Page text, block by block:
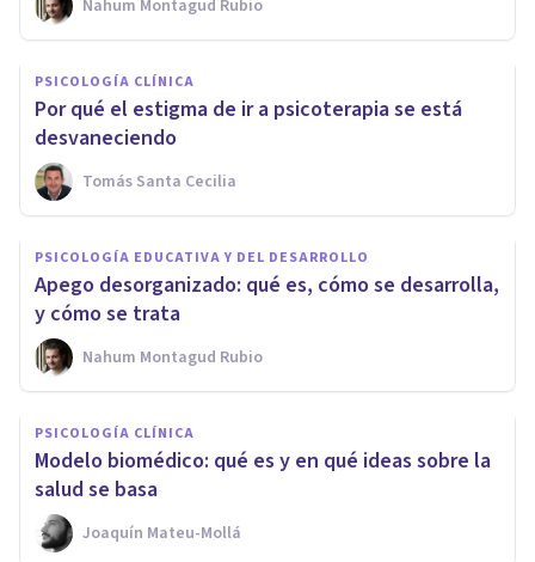
Nahum Montagud Rubio
PSICOLOGÍA CLÍNICA
Por qué el estigma de ir a psicoterapia se está
desvaneciendo
Tomás Santa Cecilia
PSICOLOGÍA EDUCATIVA Y DEL DESARROLLO
Apego desorganizado: qué es, cómo se desarrolla,
y cómo se trata
Nahum Montagud Rubio
PSICOLOGÍA CLÍNICA
Modelo biomédico: qué es y en qué ideas sobre la
salud se basa
Joaquín Mateu-Mollá